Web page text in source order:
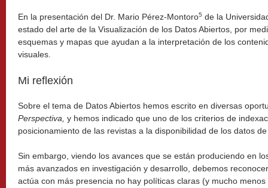
En la presentación del Dr. Mario Pérez-Montoro5 de la
estado del arte de la Visualización de los Datos Abiertos, por
esquemas y mapas que ayudan a la interpretación de los
visuales.
Mi reflexión
Sobre el tema de Datos Abiertos hemos escrito en diversas
Perspectiva, y hemos indicado que uno de los criterios de
posicionamiento de las revistas a la disponibilidad de los datos
Sin embargo, viendo los avances que se están produciendo en
más avanzados en investigación y desarrollo, debemos
actúa con más presencia no hay políticas claras (y mucho